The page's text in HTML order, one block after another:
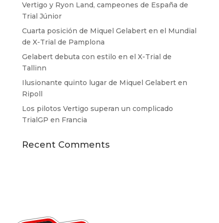
Vertigo y Ryon Land, campeones de España de
Trial Júnior
Cuarta posición de Miquel Gelabert en el Mundial
de X-Trial de Pamplona
Gelabert debuta con estilo en el X-Trial de
Tallinn
Ilusionante quinto lugar de Miquel Gelabert en
Ripoll
Los pilotos Vertigo superan un complicado
TrialGP en Francia
Recent Comments